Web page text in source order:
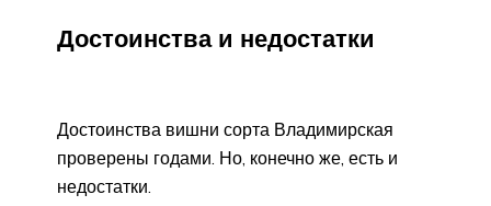
Достоинства и недостатки
Достоинства вишни сорта Владимирская
проверены годами. Но, конечно же, есть и
недостатки.